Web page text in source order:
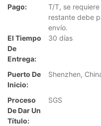
Pago:
T/T, se
restante debe
envío.
El Tiempo
De
Entrega:
30 días
Puerto De
Inicio:
Shenzhen,
Proceso
De Dar Un
Título:
SGS